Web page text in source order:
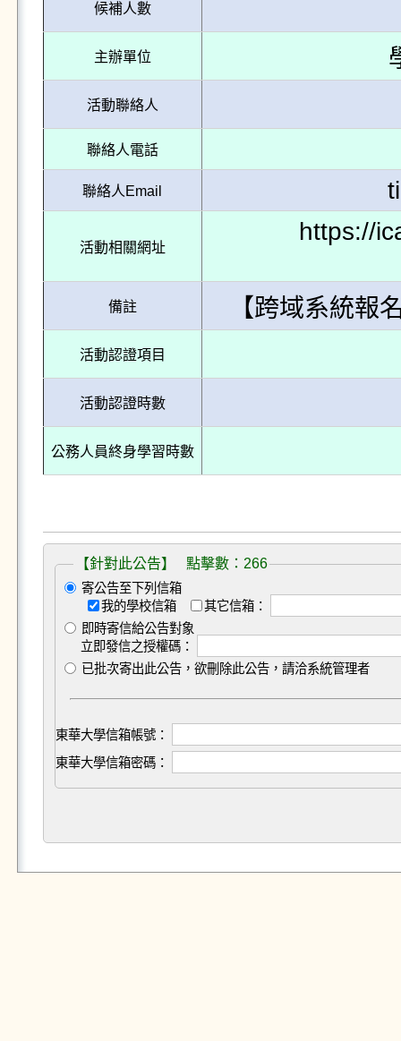
候補人數
主辦單位
活動聯絡人
聯絡人電話
聯絡人Email
活動相關網址
https://
備註 【跨域系統報
活動認證項目
活動認證時數
公務人員終身學習時數
【針對此公告】 點擊數：266
寄公告至下列信箱
我的學校信箱
其它信箱：
即時寄信給公告對象
立即發信之授權碼：
已批次寄出此公告，欲刪除此公告，請洽系統管理者
東華大學信箱帳號：
東華大學信箱密碼：